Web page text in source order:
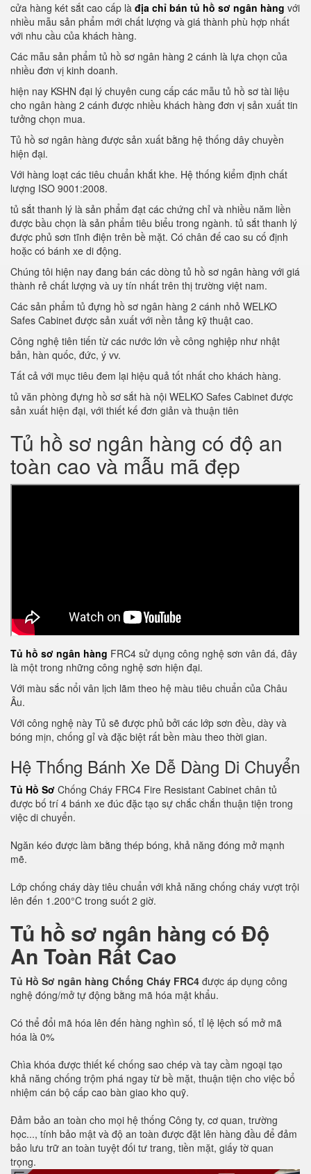
cửa hàng két sắt cao cấp là địa chỉ bán tủ hồ sơ ngân hàng với
nhiều mẫu sản phẩm mới chất lượng và giá thành phù hợp nhất
với nhu cầu của khách hàng.
Các mẫu sản phẩm tủ hồ sơ ngân hàng 2 cánh là lựa chọn của
nhiều đơn vị kinh doanh.
hiện nay KSHN đại lý chuyên cung cấp các mẫu tủ hồ sơ tài liệu
cho ngân hàng 2 cánh được nhiều khách hàng đơn vị sản xuất tin
tưởng chọn mua.
Tủ hồ sơ ngân hàng được sản xuất bằng hệ thống dây chuyền
hiện đại.
Với hàng loạt các tiêu chuẩn khắt khe. Hệ thống kiểm định chất
lượng ISO 9001:2008.
tủ sắt thanh lý là sản phẩm đạt các chứng chỉ và nhiều năm liền
được bầu chọn là sản phẩm tiêu biểu trong ngành. tủ sắt thanh lý
được phủ sơn tĩnh điện trên bề mặt. Có chân đế cao su cố định
hoặc có bánh xe di động.
Chúng tôi hiện nay đang bán các dòng tủ hồ sơ ngân hàng với giá
thành rẻ chất lượng và uy tín nhất trên thị trường việt nam.
Các sản phẩm tủ đựng hồ sơ ngân hàng 2 cánh nhỏ WELKO
Safes Cabinet được sản xuất với nền tảng kỹ thuật cao.
Công nghệ tiên tiến từ các nước lớn về công nghiệp như nhật
bản, hàn quốc, đức, ý vv.
Tất cả với mục tiêu đem lại hiệu quả tốt nhất cho khách hàng.
tủ văn phòng đựng hồ sơ sắt hà nội WELKO Safes Cabinet được
sản xuất hiện đại, với thiết kế đơn giản và thuận tiên
Tủ hồ sơ ngân hàng có độ an
toàn cao và mẫu mã đẹp
Tủ hồ sơ ngân hàng FRC4 sử dụng công nghệ sơn vân đá, đây
là một trong những công nghệ sơn hiện đại.
Với màu sắc nổi vân lịch lãm theo hệ màu tiêu chuẩn của Châu
Âu.
Với công nghệ này Tủ sẽ được phủ bởi các lớp sơn đều, dày và
bóng mịn, chống gỉ và đặc biệt rất bền màu theo thời gian.
Hệ Thống Bánh Xe Dễ Dàng Di Chuyển
Tủ Hồ Sơ Chống Cháy FRC4 Fire Resistant Cabinet chân tủ
được bố trí 4 bánh xe đúc đặc tạo sự chắc chắn thuận tiện trong
việc di chuyển.
Ngăn kéo được làm bằng thép bóng, khả năng đóng mở mạnh
mẽ.
Lớp chống cháy dày tiêu chuẩn với khả năng chống cháy vượt trội
lên đến 1.200°C trong suốt 2 giờ.
Tủ hồ sơ ngân hàng có Độ
An Toàn Rất Cao
Tủ Hồ Sơ ngân hàng Chống Cháy FRC4 được áp dụng công
nghệ đóng/mở tự động bằng mã hóa mật khẩu.
Có thể đổi mã hóa lên đến hàng nghìn số, tỉ lệ lệch số mở mã
hóa là 0%
Chìa khóa được thiết kế chống sao chép và tay cầm ngoại tạo
khả năng chống trộm phá ngay từ bề mặt, thuận tiện cho việc bổ
nhiệm cán bộ cấp cao bàn giao kho quỹ.
Đảm bảo an toàn cho mọi hệ thống Công ty, cơ quan, trường
học..., tính bảo mật và độ an toàn được đặt lên hàng đầu để đảm
bảo lưu trữ an toàn tuyệt đối tư trang, tiền mặt, giấy tờ quan
trọng.